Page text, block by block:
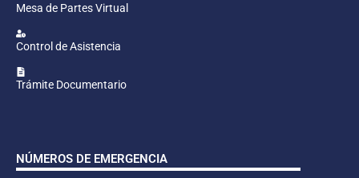
Mesa de Partes Virtual
Control de Asistencia
Trámite Documentario
NÚMEROS DE EMERGENCIA